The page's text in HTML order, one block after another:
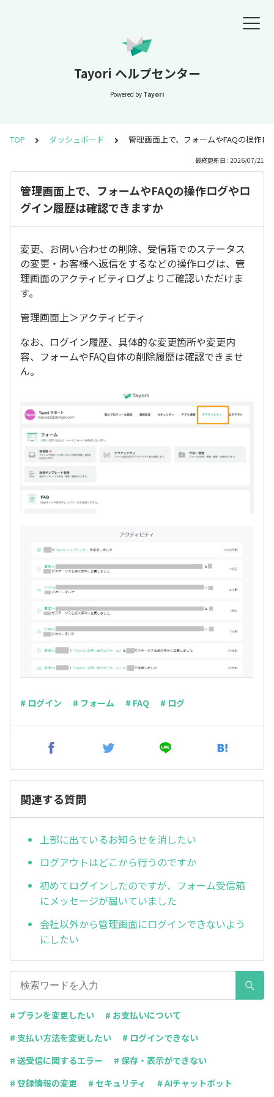
Tayori ヘルプセンター
Powered by Tayori
TOP ダッシュボード 管理画面上で、フォームやFAQの操作
最終更新日 : 2026/07/21
管理画面上で、フォームやFAQの操作ログやロ
グイン履歴は確認できますか
変更、お問い合わせの削除、受信箱でのステータス
の変更・お客様へ返信をするなどの操作ログは、管
理画面のアクティビティログよりご確認いただけま
す。
管理画面上＞アクティビティ
なお、ログイン履歴、具体的な変更箇所や変更内
容、フォームやFAQ自体の削除履歴は確認できませ
ん。
# ログイン # フォーム # FAQ # ログ
関連する質問
上部に出ているお知らせを消したい
ログアウトはどこから行うのですか
初めてログインしたのですが、フォーム受信箱
にメッセージが届いていました
会社以外から管理画面にログインできないよう
にしたい
# プランを変更したい
# お支払いについて
# 支払い方法を変更したい
# ログインできない
# 送受信に関するエラー
# 保存・表示ができない
# 登録情報の変更
# セキュリティ # AIチャットボット